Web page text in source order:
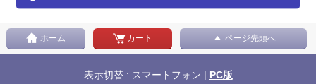
ホーム カート ページ先頭へ
表示切替 : スマートフォン | PC版